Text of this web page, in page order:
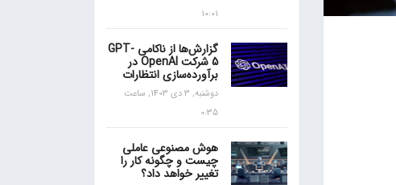
10:01
گزارش‌ها از ناکامی GPT-
5 شرکت OpenAI در
برآورده‌سازی انتظارات
دوشنبه, 3 دی 1403, ساعت
0:35
هوش مصنوعی عاملی
چیست و چگونه کار را
تغییر خواهد داد؟